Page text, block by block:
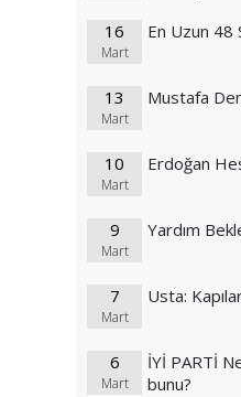
16
Mart
En Uzun 48
13
Mart
Mustafa
10
Mart
Erdoğan
9
Mart
Yardım
7
Mart
Usta:
6
Mart
İYİ PARTİ
bunu?